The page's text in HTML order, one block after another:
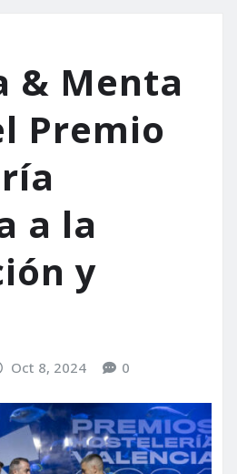
& Menta
Premio
a la
y
Oct 8, 2024 0